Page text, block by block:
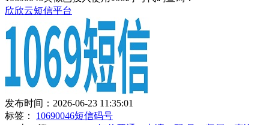
欣欣云短信平台
发布时间：2026-06-23 11:35:01
标签： 10690046短信码号